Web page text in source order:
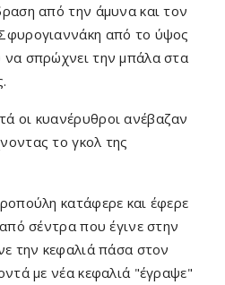
από την άμυνα και τον
από το ύψος
να σπρώχνει την μπάλα στα
οι κυανέρυθροι ανέβαζαν
το γκολ της
κατάφερε και έφερε
σέντρα που έγινε στην
την κεφαλιά πάσα στον
με νέα κεφαλιά "έγραψε"